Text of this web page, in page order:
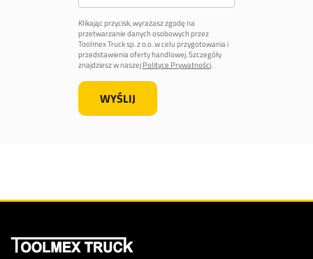
Klikając przycisk, wyrażasz zgodę na
przetwarzanie danych osobowych przez
Toolmex Truck sp. z o.o. w celu przygotowania i
przedstawienia oferty handlowej. Szczegóły
znajdziesz w naszejPolityce Prywatności.